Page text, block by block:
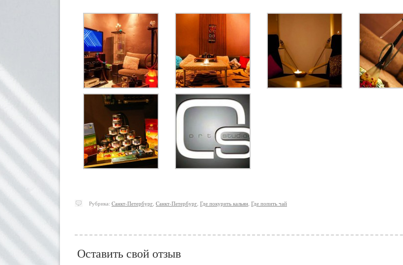
Рубрика: Cанкт-Петербург, Cанкт-Петербург, Где покурить кальян, Где попить чай
Оставить свой отзыв